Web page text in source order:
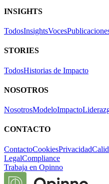
INSIGHTS
TodosInsightsVoces
STORIES
TodosHistorias de Impacto
NOSOTROS
NosotrosModeloImpacto
CONTACTO
ContactoCookiesPrivacidad
LegalCompliance
Trabaja en Opinno